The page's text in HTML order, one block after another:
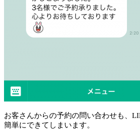
お客さんからの予約の問い合わせも、
簡単にできてしまいます。